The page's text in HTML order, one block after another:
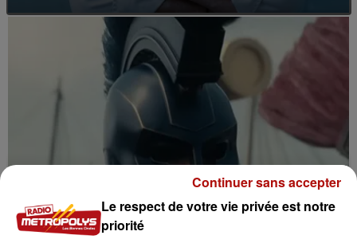
Le respect de votre vie privée est notre
priorité
Continuer sans accepter